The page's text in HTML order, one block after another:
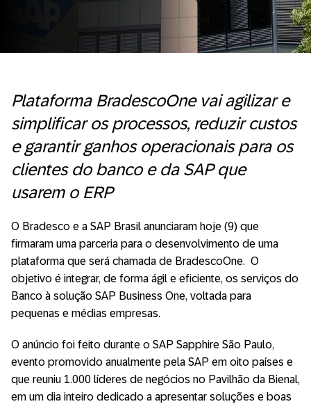
Plataforma BradescoOne vai agilizar e
simplificar os processos, reduzir custos
e garantir ganhos operacionais para os
clientes do banco e da SAP que
usarem o ERP
O Bradesco e a SAP Brasil anunciaram hoje (9) que
firmaram uma parceria para o desenvolvimento de uma
plataforma que será chamada de BradescoOne. O
objetivo é integrar, de forma ágil e eficiente, os serviços do
Banco à solução SAP Business One, voltada para
pequenas e médias empresas.
O anúncio foi feito durante o SAP Sapphire São Paulo,
evento promovido anualmente pela SAP em oito países e
que reuniu 1.000 líderes de negócios no Pavilhão da Bienal,
em um dia inteiro dedicado a apresentar soluções e boas